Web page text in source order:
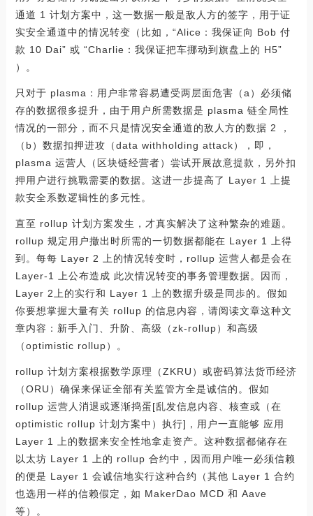
通道 1 计划方案中，这一数据一般是敌人方的签字，用于证
实安全通道中的情况转变（比如，“Alice：我保证向 Bob 付
款 10 Dai” 或 “Charlie：我保证把车挪动到旗盘上的 H5”
）。
只对于 plasma：用户非常容易遭受两层面危害（a）必须储
存的数据很多提升，由于用户所需数据是 plasma 链全局性
情况的一部分，而不只是情况安全通道的敌人方的数据 2 ，
（b）数据扣押进攻（data withholding attack），即，
plasma 运营人（区块链经营者）尝试开展故意提款，另外扣
押用户进行挑戰需要的数据。这进一步提高了 Layer 1 上提
款安全系数逻辑性的多元性。
直至 rollup 计划方案发生，才真实解决了这种繁杂的难题。
rollup 规定用户撤出时所需的一切数据都能在 Layer 1 上得
到。每每 Layer 2 上的情况转变时，rollup 运营人都是会在
Layer-1 上公布造成 此次情况转变的事务管理数据。因而，
Layer 2上的实行和 Layer 1 上的数据升级是同歩的。假如
你要想掌握大量有关 rollup 的信息内容，请阅读文章这种文
章内容：新手入门、升阶、高级（zk-rollup）和高级
（optimistic rollup）。
rollup 计划方案根据数学原理（ZKRU）或密码算法货币经济
（ORU）确保来保证全部有关监管方全是诚信的。假如
rollup 运营人消退或逐渐捣蛋[乱发信息内容、核查或（在
optimistic rollup 计划方案中）执行]，用户一直能够 应用
Layer 1 上的数据来安全性地拿走资产。这种数据都储存在
以太坊 Layer 1 上的 rollup 合约中，因而用户唯一必须信赖
的便是 Layer 1 会诚信地实行这种合约（其他 Layer 1 合约
也选用一样的信赖假定，如 MakerDao MCD 和 Aave
等）。